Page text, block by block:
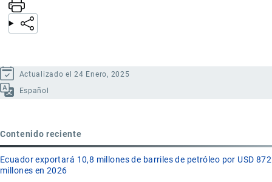
Actualizado el 24 Enero, 2025
Español
Contenido reciente
Ecuador exportará 10,8 millones de barriles de petróleo por USD 872
millones en 2026